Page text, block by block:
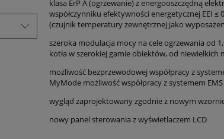
klasa ErP A (ogrzewanie) z energooszczędną
współczynniku efektywności energetycznej EEI
(czujnik temperatury zewnętrznej jako
szeroka modulacja mocy na cele ogrzewania od
kotła w szerokiej gamie obiektów, od
możliwość bezprzewodowej współpracy z
MyMode możliwość współpracy z systemem
wygląd zaprojektowany zgodnie z nowym
nowy panel sterowania z wyświetlaczem LCD